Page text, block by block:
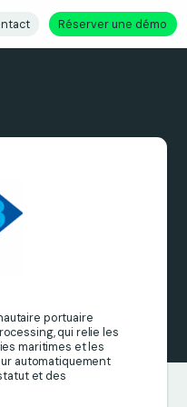
Réserver une démo
portuaire
qui relie les
maritimes et les
automatiquement
et des